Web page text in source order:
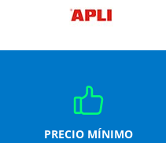
PRECIO MÍNIMO